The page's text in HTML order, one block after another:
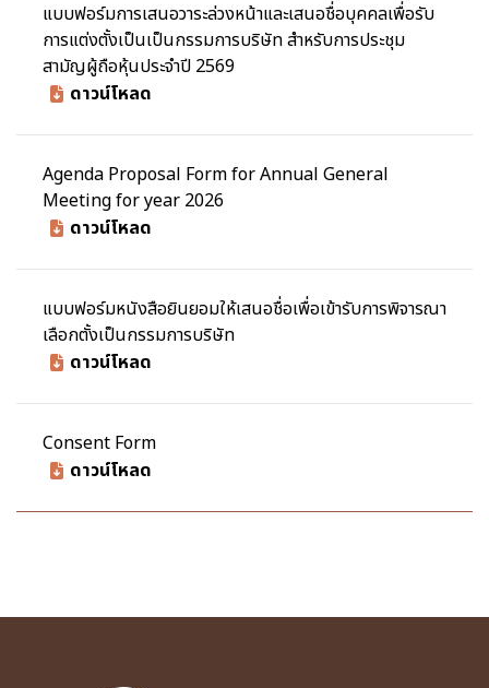
แบบฟอร์มการเสนอวาระล่วงหน้าและเสนอชื่อบุคคลเพื่อรับ
การแต่งตั้งเป็นเป็นกรรมการบริษัท สำหรับการประชุม
สามัญผู้ถือหุ้นประจำปี 2569
ดาวน์โหลด
Agenda Proposal Form for Annual General
Meeting for year 2026
ดาวน์โหลด
แบบฟอร์มหนังสือยินยอมให้เสนอชื่อเพื่อเข้ารับการพิจารณา
เลือกตั้งเป็นกรรมการบริษัท
ดาวน์โหลด
Consent Form
ดาวน์โหลด